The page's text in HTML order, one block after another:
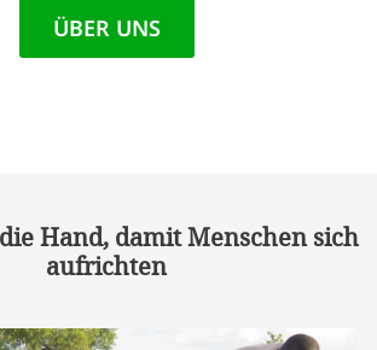
ÜBER UNS
Hand, damit Menschen sich
aufrichten